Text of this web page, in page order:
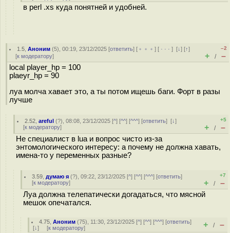
в perl .xs куда понятней и удобней.
1.5 ,Аноним (5), 00:19, 23/12/2025 [ответить] [ ﹢﹢﹢] [ · · ·][↓] [↑]
[к модератору]
–2
+ / –
local player_hp = 100
plaeyr_hp = 90
луа молча хавает это, а ты потом ищешь баги. Форт в разы
лучше
2.52 ,areful (?), 08:08, 23/12/2025 [^] [^^] [^^^] [ответить][↓]
[к модератору]
+5
+ / –
Не специалист в lua и вопрос чисто из-за
энтомологического интересу: а почему не должна хавать,
имена-то у переменных разные?
3.59 думаю я (?), 09:22, 23/12/2025 [^] [^^] [^^^] [ответить]
[к модератору]
+7
+ / –
Луа должна телепатически догадаться, что мясной
мешок опечатался.
4.75 ,Аноним (75), 11:30, 23/12/2025 [^] [^^] [^^^] [ответить]
[↓] [к модератору] + / –